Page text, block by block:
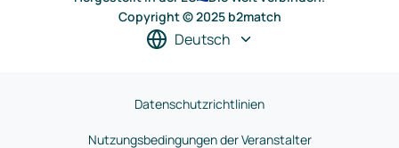
Copyright © 2025 b2match
Deutsch
Datenschutzrichtlinien
Nutzungsbedingungen der Veranstalter